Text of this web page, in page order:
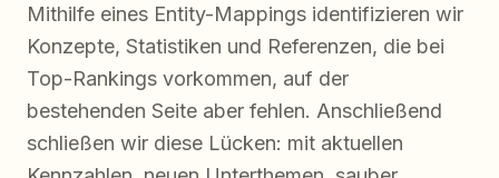
Mithilfe eines Entity-Mappings identifizieren wir
Konzepte, Statistiken und Referenzen, die bei
Top-Rankings vorkommen, auf der
bestehenden Seite aber fehlen. Anschließend
schließen wir diese Lücken: mit aktuellen